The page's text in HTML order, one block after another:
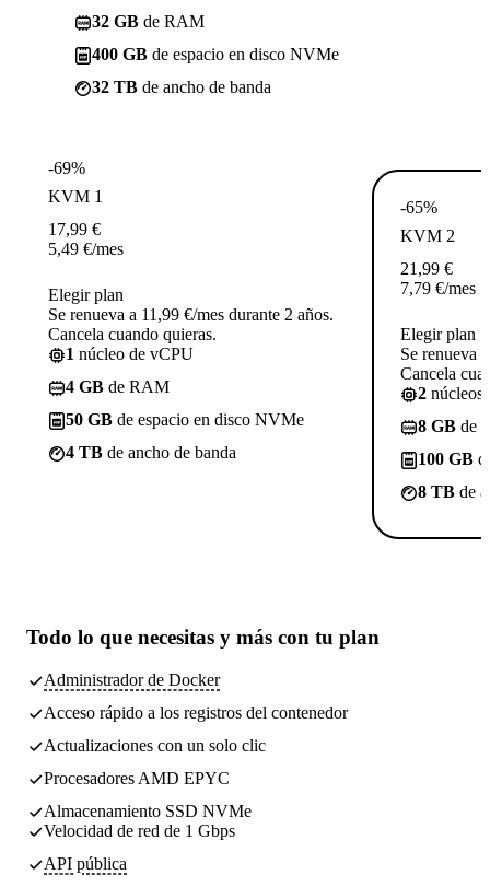
32 GB de RAM
400 GB de espacio en disco NVMe
32 TB de ancho de banda
-69%
KVM 1
17,99 €
5,49 €/mes
Elegir plan
Se renueva a 11,99 €/mes durante 2 años.
Cancela cuando quieras.
1 núcleo de vCPU
4 GB de RAM
50 GB de espacio en disco NVMe
4 TB de ancho de banda
-65%
KVM 2
21,99 €
7,79 €/mes
Elegir plan
Se renueva
Cancela
2 núcleos
8 GB de
100 GB
8 TB de
Todo lo que necesitas y más con tu plan
Administrador de Docker
Acceso rápido a los registros del contenedor
Actualizaciones con un solo clic
Procesadores AMD EPYC
Almacenamiento SSD NVMe
Velocidad de red de 1 Gbps
API pública